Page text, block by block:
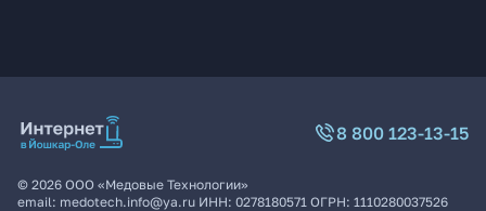
8 800 123-13-15
© 2026 ООО «Медовые Технологии»
email: medotech.info@ya.ru ИНН: 0278180571 ОГРН: 1110280037526